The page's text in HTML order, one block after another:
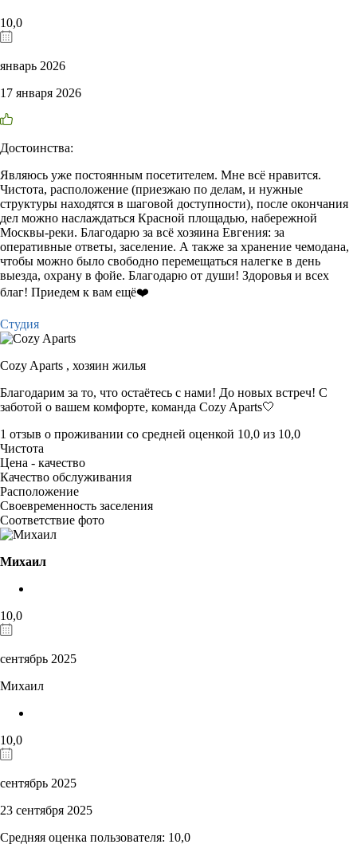
10,0
январь 2026
17 января 2026
Достоинства:
Являюсь уже постоянным посетителем. Мне всё нравится.
Чистота, расположение (приезжаю по делам, и нужные
структуры находятся в шаговой доступности), после окончания
дел можно наслаждаться Красной площадью, набережной
Москвы-реки. Благодарю за всё хозяина Евгения: за
оперативные ответы, заселение. А также за хранение чемодана,
чтобы можно было свободно перемещаться налегке в день
выезда, охрану в фойе. Благодарю от души! Здоровья и всех
благ! Приедем к вам ещё❤️
Студия
Cozy Aparts , хозяин жилья
Благодарим за то, что остаётесь с нами! До новых встреч! С
заботой о вашем комфорте, команда Cozy Aparts🤍
1 отзыв о проживании со средней оценкой 10,0 из 10,0
Чистота
Цена - качество
Качество обслуживания
Расположение
Своевременность заселения
Соответствие фото
Михаил
10,0
сентябрь 2025
Михаил
10,0
сентябрь 2025
23 сентября 2025
Средняя оценка пользователя: 10,0